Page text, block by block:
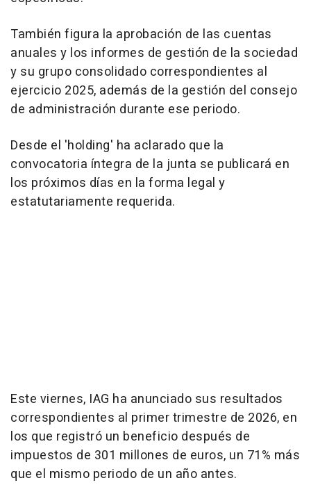
También figura la aprobación de las cuentas
anuales y los informes de gestión de la sociedad
y su grupo consolidado correspondientes al
ejercicio 2025, además de la gestión del consejo
de administración durante ese periodo.
Desde el 'holding' ha aclarado que la
convocatoria íntegra de la junta se publicará en
los próximos días en la forma legal y
estatutariamente requerida.
Este viernes, IAG ha anunciado sus resultados
correspondientes al primer trimestre de 2026, en
los que registró un beneficio después de
impuestos de 301 millones de euros, un 71% más
que el mismo periodo de un año antes.